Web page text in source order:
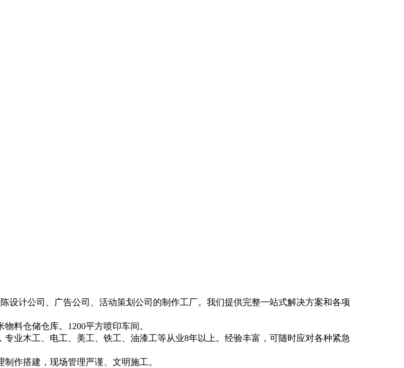
计公司、广告公司、活动策划公司的制作工厂。我们提供完整一站式解决方案和各项
料仓储仓库。1200平方喷印车间。
专业木工、电工、美工、铁工、油漆工等从业8年以上。经验丰富，可随时应对各种紧急
作搭建，现场管理严谨、文明施工。